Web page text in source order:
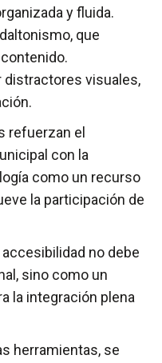
y fluida.
que
distractores visuales,
refuerzan el
con la
como un recurso
la participación de
no debe
sino como un
la integración plena
herramientas, se